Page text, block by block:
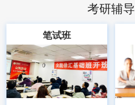
考研辅导
笔试班